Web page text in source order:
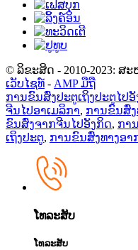
© ລິຂະສິດ - 2010-2023:
ເວັບໄຊທ໌ - AMP ມືຖື
ການຂົນສົ່ງປະຕູເຖິງປະຕູໄປ
ຈີນໄປອາເມລິກາ, ການຂົນສົ່
ຂົນສົ່ງຈາກຈີນໄປອັງກິດ, ກາ
ເຖິງປະຕູ, ການຂົນສົ່ງທາງອາ
ໂທລະສັບ
ໂທລະສັບ